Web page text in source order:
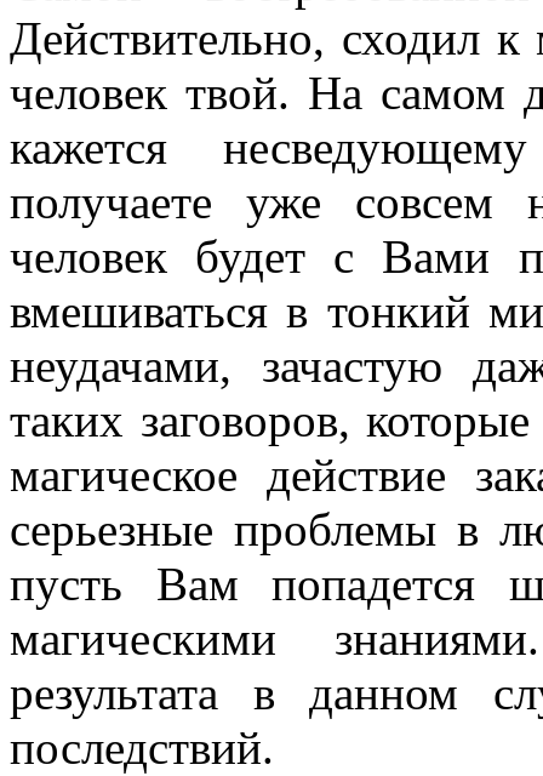
Действительно, сходил
человек твой. На самом
кажется
получаете уже совсем
человек будет с Вами
вмешиваться в тонкий
неудачами, зачастую
таких заговоров,
магическое действие
серьезные проблемы в
пусть Вам попадется
магическими
результата в данном
последствий.